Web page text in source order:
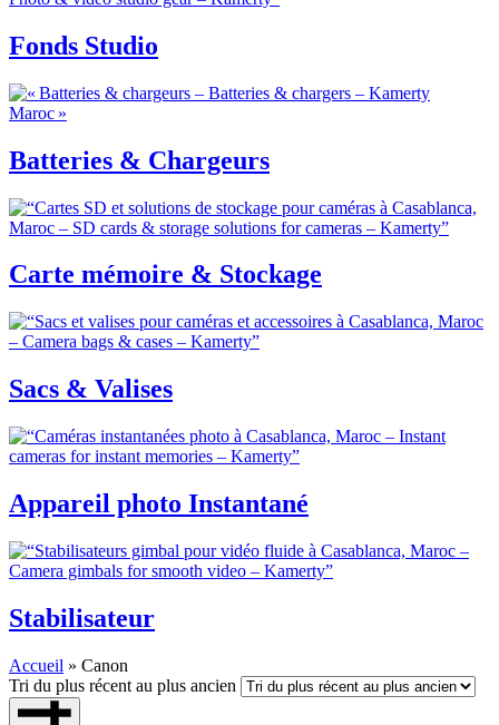
Fonds Studio
Batteries & Chargeurs
Carte mémoire & Stockage
Sacs & Valises
Appareil photo Instantané
Stabilisateur
Accueil » Canon
Tri du plus récent au plus ancien